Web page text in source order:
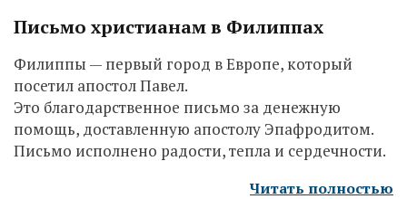
Письмо христианам в Филиппах
Филиппы — первый город в Европе, который
посетил апостол Павел.
Это благодарственное письмо за денежную
помощь, доставленную апостолу Эпафродитом.
Письмо исполнено радости, тепла и сердечности.
Читать полностью